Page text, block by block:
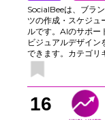
SocialBeeは、ブラ
ツの作成・スケジュ
ルです。AIのサポー
ビジュアルデザイ
できます。カテゴリ
ら、共同作業者が公
め、チーム運用に
跡、分析機能を備え
つつ、リーチ拡大を
16